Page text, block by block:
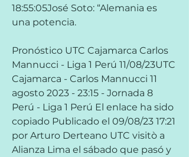
18:55:05José Soto: “Alemania es
una potencia.
Pronóstico UTC Cajamarca Carlos
Mannucci - Liga 1 Perú 11/08/23UTC
Cajamarca - Carlos Mannucci 11
agosto 2023 - 23:15 - Jornada 8
Perú - Liga 1 Perú El enlace ha sido
copiado Publicado el 09/08/23 17:21
por Arturo Derteano UTC visitò a
Alianza Lima el sábado que pasó y